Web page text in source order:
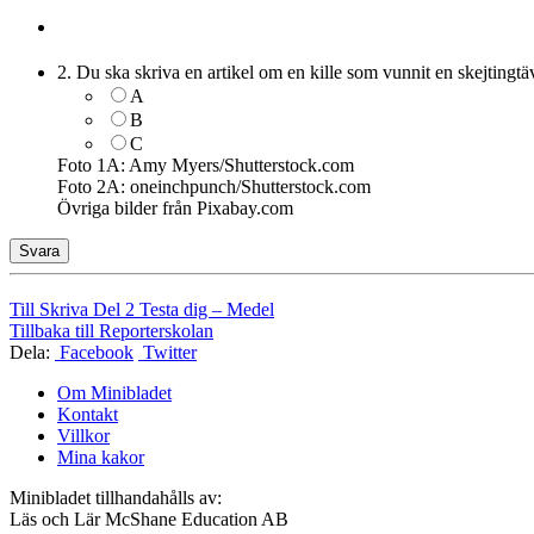
2. Du ska skriva en artikel om en kille som vunnit en
A
B
C
Foto 1A: Amy Myers/Shutterstock.com
Foto 2A: oneinchpunch/Shutterstock.com
Övriga bilder från Pixabay.com
Till Skriva Del 2 Testa dig – Medel
Tillbaka till Reporterskolan
Dela: Facebook Twitter
Om Minibladet
Kontakt
Villkor
Mina kakor
Minibladet tillhandahålls av:
Läs och Lär McShane Education AB